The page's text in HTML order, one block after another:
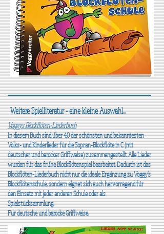
Weitere Spielliteratur - eine kleine Auswahl...
Voggys Blockflöten-Liederbuch
In diesem Buch sind über 40 der schönsten und bekanntesten
Volks- und Kinderlieder für die Sopran-Blockflöte in C (mit
deutscher und barocker Griffweise) zusammengestellt. Alle Lieder
wurden für das frühe Blockflötenspiel bearbeitet. Dadurch ist das
Blockflöten-Liederbuch nicht nur die ideale Ergänzung zu Voggy’s
Blockflötenschule, sondern eignet sich auch hervorragend für
den Einsatz mit jeder anderen Schule oder als
Spielstücksammlung.
Für deutsche und barocke Griffweise.